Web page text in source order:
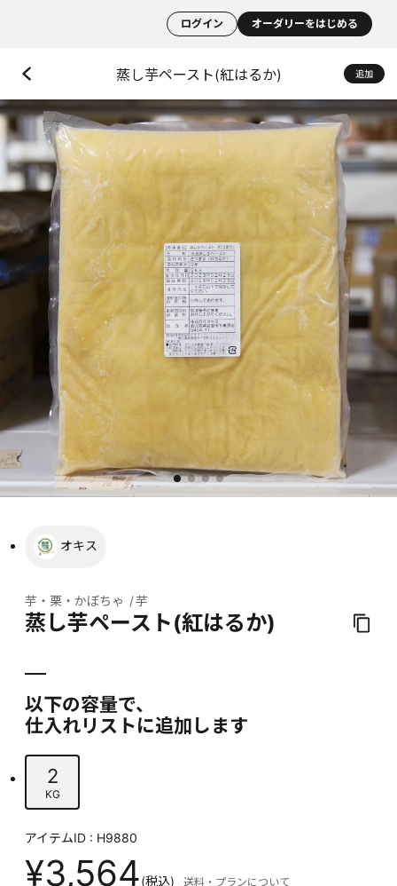
ログイン オーダリーをはじめる
蒸し芋ペースト(紅はるか) 追加
オキス
芋・栗・かぼちゃ 芋
蒸し芋ペースト(紅はるか)
以下の容量で、
仕入れリストに追加します
2
KG
アイテムID : H9880
¥3,564(税込) 送料・プランについて